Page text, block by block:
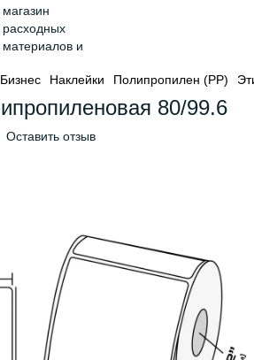
Наклейки Полипропилен (PP)
80/99.6
Оставить отзыв